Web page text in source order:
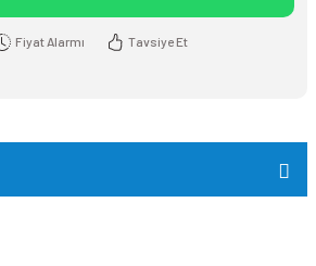
Fiyat Alarmı Tavsiye Et